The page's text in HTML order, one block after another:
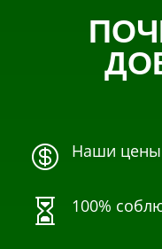
 Наши
 100%